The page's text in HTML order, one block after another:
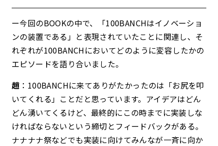
ー今回のBOOKの中で、「100BANCHはイノベーショ
ンの装置である」と表現されていたことに関連し、そ
れぞれが100BANCHにおいてどのように変容したかの
エピソードを語り合いました。
趙 ：100BANCHに来てありがたかったのは「お尻を叩
いてくれる」ことだと思っています。アイデアはどん
どん湧いてくるけど、最終的にこの時までに実装しな
ければならないという締切とフィードバックがある。
ナナナナ祭などでも実装に向けてみんなが一斉に向か